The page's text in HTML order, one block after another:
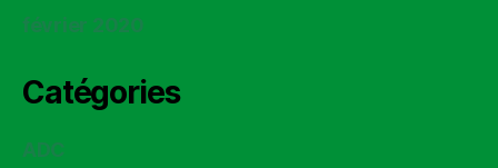
février 2020
Catégories
ADC